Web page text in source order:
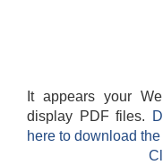
It appears your
display PDF files.
here to download